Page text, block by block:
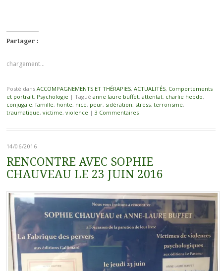
Partager :
chargement…
Posté dans ACCOMPAGNEMENTS ET THÉRAPIES, ACTUALITÉS, Comportements
et portrait, Psychologie | Tagué anne laure buffet, attentat, charlie hebdo,
conjugale, famille, honte, nice, peur, sidération, stress, terrorisme,
traumatique, victime, violence | 3 Commentaires
14/06/2016
RENCONTRE AVEC SOPHIE
CHAUVEAU LE 23 JUIN 2016